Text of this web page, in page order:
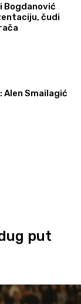
Bogdanović
čudi
Alen Smailagić